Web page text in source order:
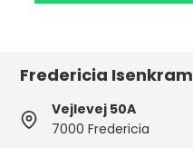
Fredericia Isenkram
Vejlevej 50A
7000 Fredericia